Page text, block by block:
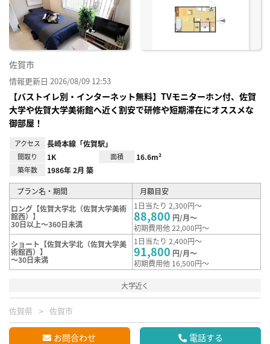
佐賀市
情報更新日 2026/08/09 12:53
【バストイレ別・インターネット無料】TVモニターホン付、佐賀
大学や佐賀大学美術館へ近く割安で研修や短期滞在にオススメな
御部屋！
アクセス 長崎本線「佐賀駅」
間取り 1K 面積 16.6m²
築年数 1986年 2月 築
プラン名・期間
月額目安
ロング【佐賀大学北（佐賀大学美術
館西）】
30日以上～360日未満
1日当たり 2,300円～
88,800 円/月～
初期費用他 22,000円～
ショート【佐賀大学北（佐賀大学美
術館西）】
～30日未満
1日当たり 2,400円～
91,800 円/月～
初期費用他 16,500円～
大学近く
佐賀県 佐賀市
お問合わせ 電話する